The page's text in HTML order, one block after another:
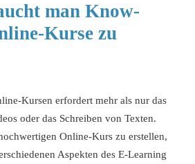
man Know-
Kurse zu
Kursen erfordert mehr als nur das
oder das Schreiben von Texten.
Online-Kurs zu erstellen,
Aspekten des E-Learning